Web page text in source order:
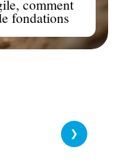
comment
fondations